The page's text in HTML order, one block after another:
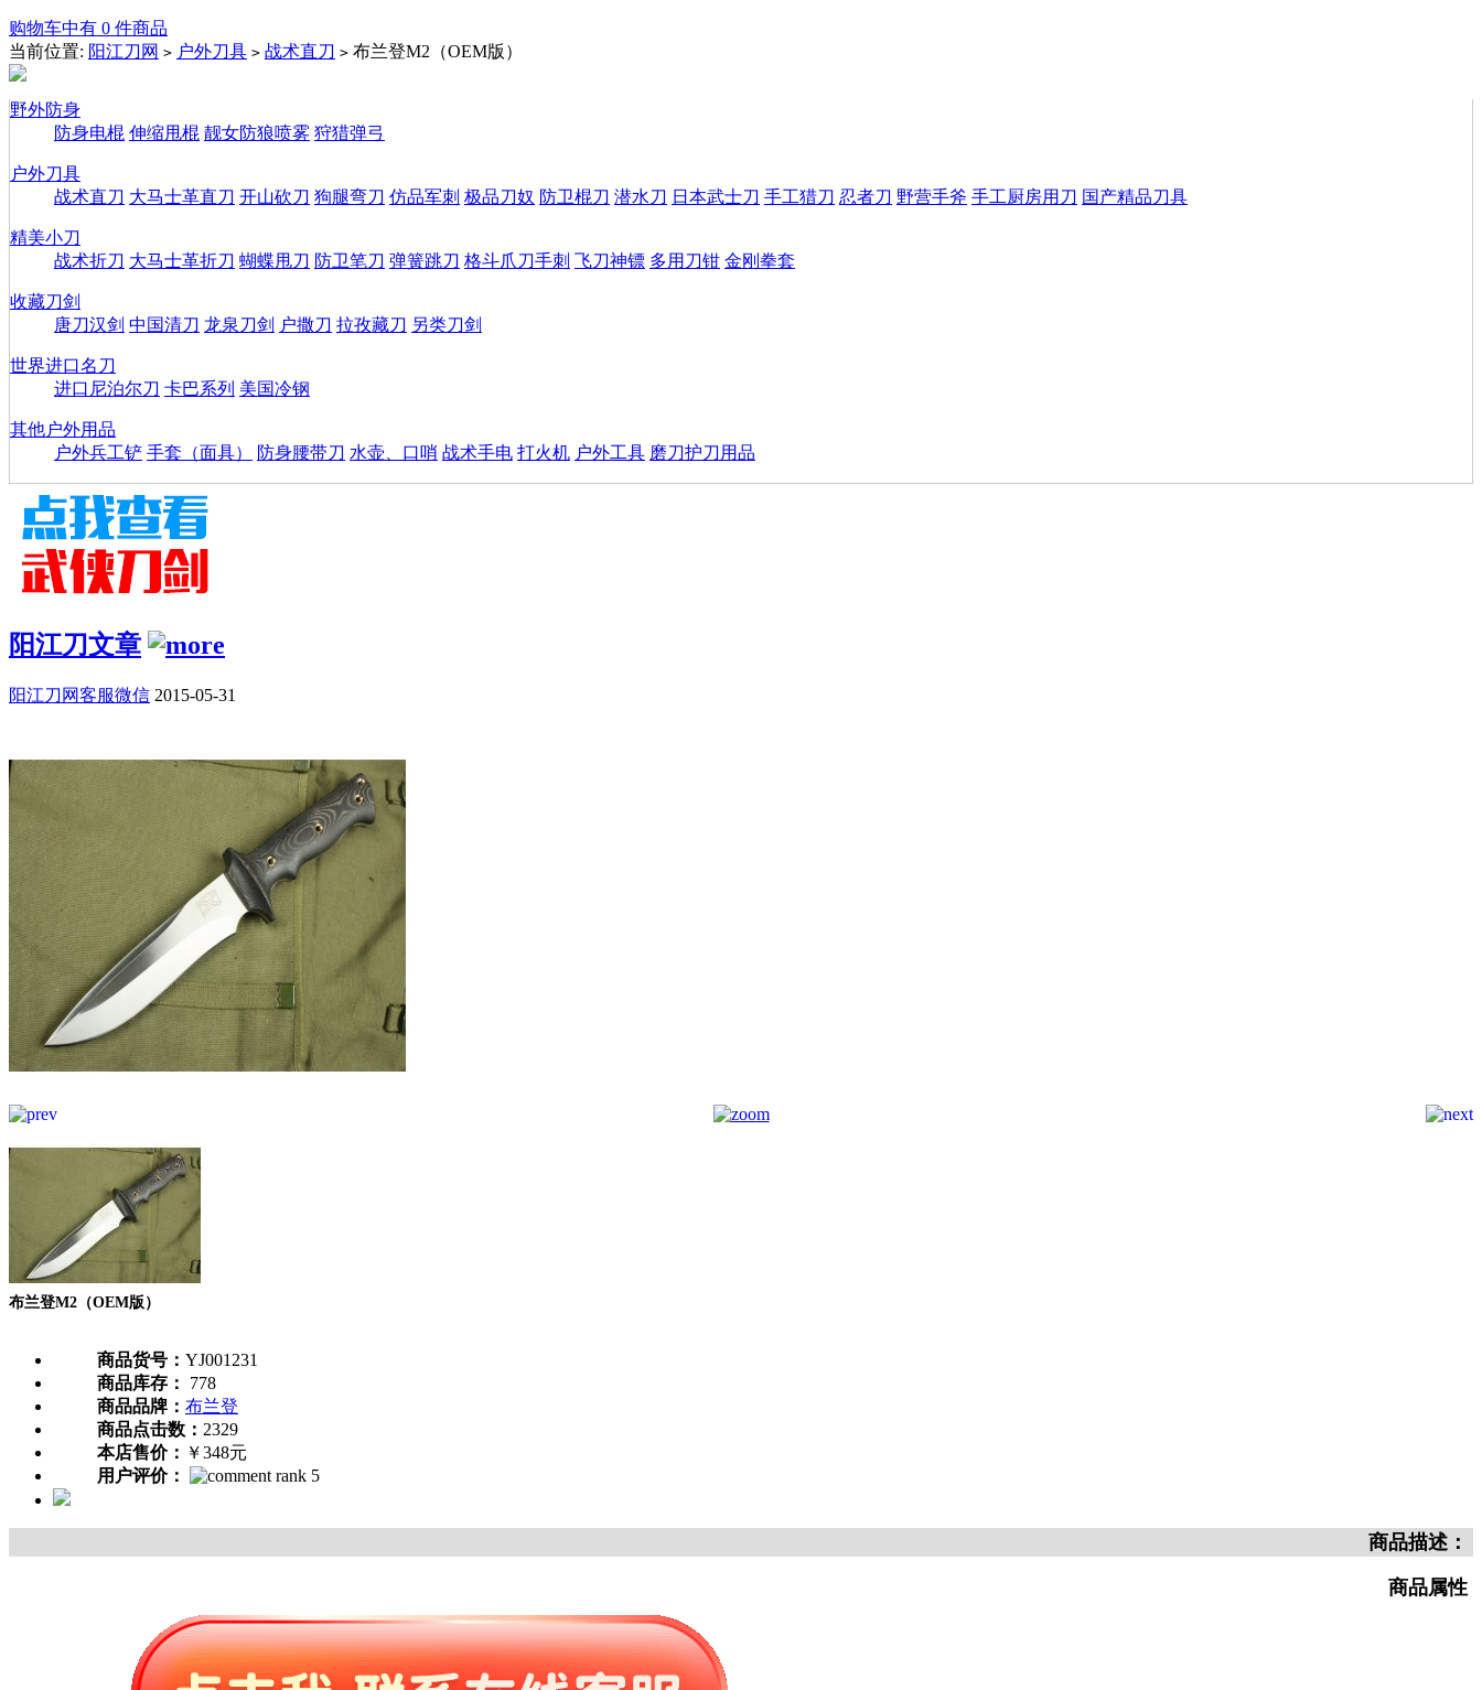
购物车中有 0 件商品
当前位置: 阳江刀网 > 户外刀具 > 战术直刀 > 布兰登M2（OEM版）
野外防身
防身电棍 伸缩甩棍 靓女防狼喷雾 狩猎弹弓
户外刀具
战术直刀 大马士革直刀 开山砍刀 狗腿弯刀 仿品军刺 极品刀奴 防卫棍刀 潜水刀 日本武士刀 手工猎刀 忍者刀 野营手斧 手工厨房用刀 国产精品刀具
精美小刀
战术折刀 大马士革折刀 蝴蝶甩刀 防卫笔刀 弹簧跳刀 格斗爪刀手刺 飞刀神镖 多用刀钳 金刚拳套
收藏刀剑
唐刀汉剑 中国清刀 龙泉刀剑 户撒刀 拉孜藏刀 另类刀剑
世界进口名刀
进口尼泊尔刀 卡巴系列 美国冷钢
其他户外用品
户外兵工铲 手套（面具） 防身腰带刀 水壶、口哨 战术手电 打火机 户外工具 磨刀护刀用品
阳江刀文章
阳江刀网客服微信 2015-05-31
布兰登M2（OEM版）
商品货号： YJ001231
商品库存：
778
商品品牌： 布兰登
商品点击数： 2329
本店售价： ￥348元
用户评价：
商品描述：
商品属性